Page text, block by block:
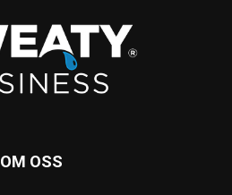
OM OSS